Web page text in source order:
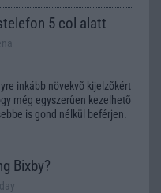
5 col alatt
inkább növekvõ kijelzõkért
még egyszerûen kezelhetõ
is gond nélkül beférjen.
Bixby?